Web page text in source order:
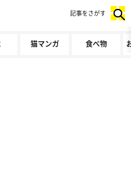
猫マンガ 食べ物
記事をさがす